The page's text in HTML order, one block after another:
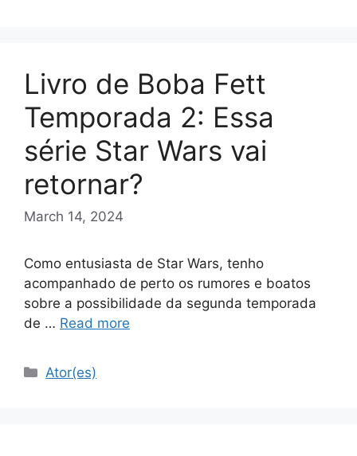
Livro de Boba Fett
Temporada 2: Essa
série Star Wars vai
retornar?
March 14, 2024
Como entusiasta de Star Wars, tenho
acompanhado de perto os rumores e boatos
sobre a possibilidade da segunda temporada
de … Read more
Categories
Ator(es)